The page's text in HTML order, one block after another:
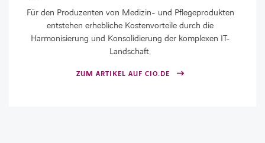
Für den Produzenten von Medizin- und Pflegeprodukten
entstehen erhebliche Kostenvorteile durch die
Harmonisierung und Konsolidierung der komplexen IT-
Landschaft.
ZUM ARTIKEL AUF CIO.DE